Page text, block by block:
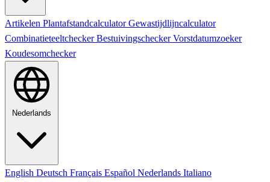
Artikelen PlantafstandcalculatorGewastijdlijncalculator
CombinatieteeltcheckerBestuivingscheckerVorstdatumzoeker
Koudesomchecker
Nederlands
English Deutsch Français Español Nederlands Italiano